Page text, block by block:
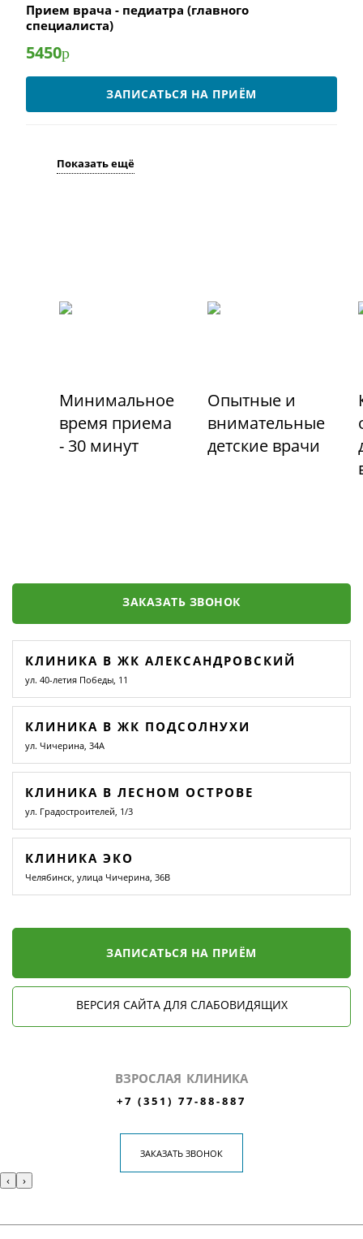
Прием врача - педиатра (главного
специалиста)
5450р
ЗАПИСАТЬСЯ НА ПРИЁМ
Показать ещё
Минимальное
время приема
- 30 минут
Опытные и
внимательные
детские врачи
ЗАКАЗАТЬ ЗВОНОК
КЛИНИКА В ЖК АЛЕКСАНДРОВСКИЙ
ул. 40-летия Победы, 11
КЛИНИКА В ЖК ПОДСОЛНУХИ
ул. Чичерина, 34А
КЛИНИКА В ЛЕСНОМ ОСТРОВЕ
ул. Градостроителей, 1/3
КЛИНИКА ЭКО
Челябинск, улица Чичерина, 36В
ЗАПИСАТЬСЯ НА ПРИЁМ
ВЕРСИЯ САЙТА ДЛЯ СЛАБОВИДЯЩИХ
ВЗРОСЛАЯ КЛИНИКА
+7 (351) 77-88-887
ЗАКАЗАТЬ ЗВОНОК
‹ ›